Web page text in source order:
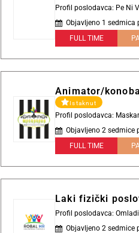
Profil poslodavca: Pe Ni
Objavljeno 1 sedmica
FULL TIME
Animator/
Istaknut
Profil poslodavca:
Objavljeno 2 sedmice
FULL TIME
Laki fizički
Profil poslodavca:
Objavljeno 2 sedmice